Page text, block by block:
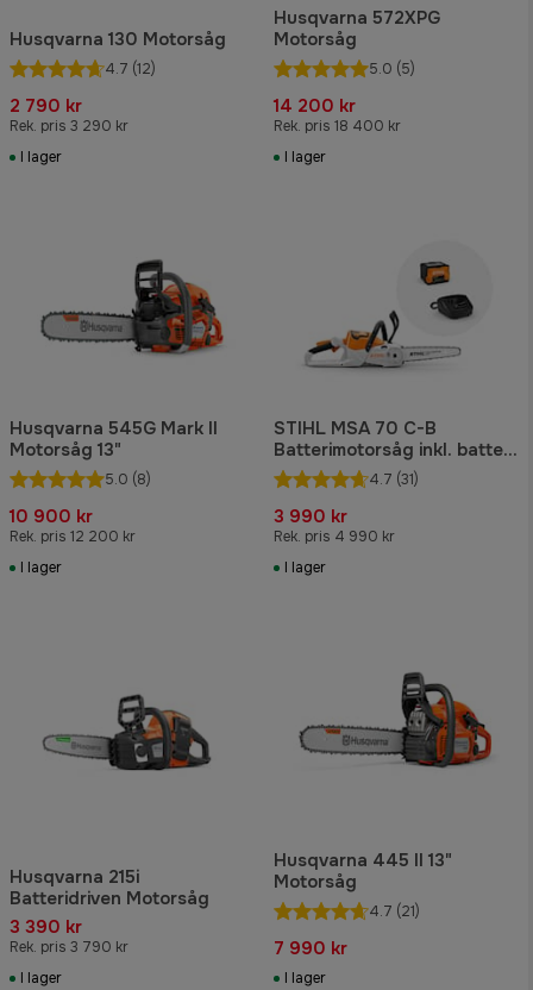
Husqvarna 130 Motorsåg
4.7 (12)
2 790 kr
Rek. pris 3 290 kr
I lager
Husqvarna 572XPG
Motorsåg
5.0 (5)
14 200 kr
Rek. pris 18 400 kr
I lager
Husqvarna 545G Mark II
Motorsåg 13"
5.0 (8)
10 900 kr
Rek. pris 12 200 kr
I lager
STIHL MSA 70 C-B
Batterimotorsåg inkl. batteri
och laddare4.7 (31)
3 990 kr
Rek. pris 4 990 kr
I lager
Husqvarna 215i
Batteridriven Motorsåg
3 390 kr
Rek. pris 3 790 kr
I lager
Husqvarna 445 II 13"
Motorsåg
4.7 (21)
7 990 kr
I lager